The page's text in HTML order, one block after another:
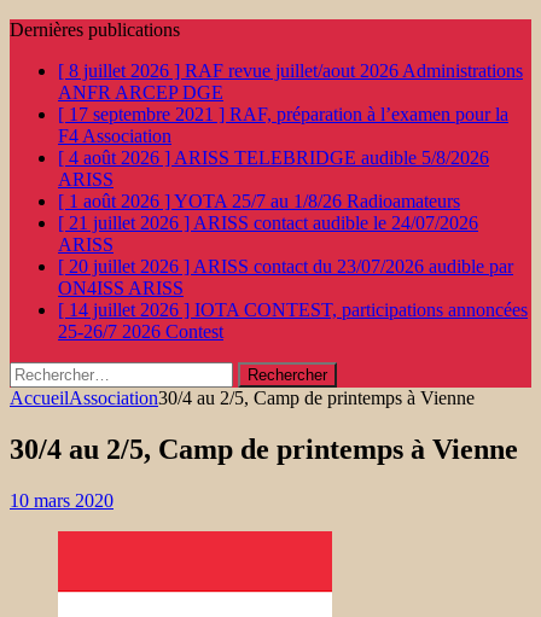
Dernières publications
[ 8 juillet 2026 ] RAF revue juillet/aout 2026 Administrations
ANFR ARCEP DGE
[ 17 septembre 2021 ] RAF, préparation à l’examen pour la
F4 Association
[ 4 août 2026 ] ARISS TELEBRIDGE audible 5/8/2026
ARISS
[ 1 août 2026 ]YOTA 25/7 au 1/8/26 Radioamateurs
[ 21 juillet 2026 ] ARISS contact audible le 24/07/2026
ARISS
[ 20 juillet 2026 ] ARISS contact du 23/07/2026 audible par
ON4ISS ARISS
[ 14 juillet 2026 ] IOTA CONTEST, participations annoncées
25-26/7 2026 Contest
Rechercher :
AccueilAssociation30/4 au 2/5, Camp de printemps à Vienne
30/4 au 2/5, Camp de printemps à Vienne
10 mars 2020